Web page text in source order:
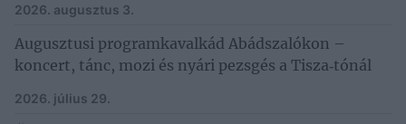
2026. augusztus 3.
Augusztusi programkavalkád Abádszalókon –
koncert, tánc, mozi és nyári pezsgés a Tisza‑tónál
2026. július 29.